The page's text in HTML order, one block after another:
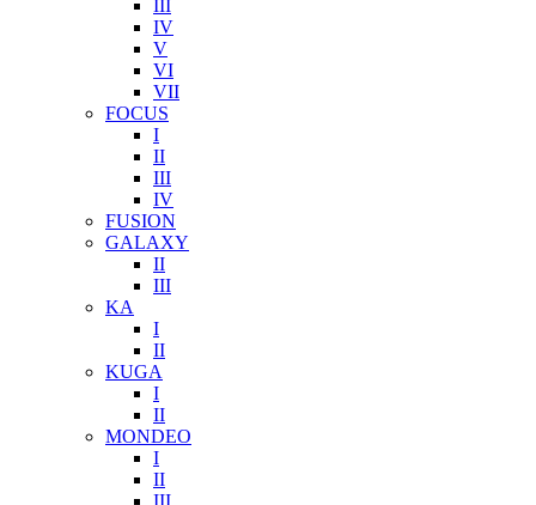
III
IV
V
VI
VII
FOCUS
I
II
III
IV
FUSION
GALAXY
II
III
KA
I
II
KUGA
I
II
MONDEO
I
II